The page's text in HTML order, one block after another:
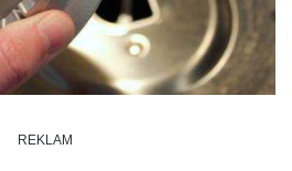
REKLAM